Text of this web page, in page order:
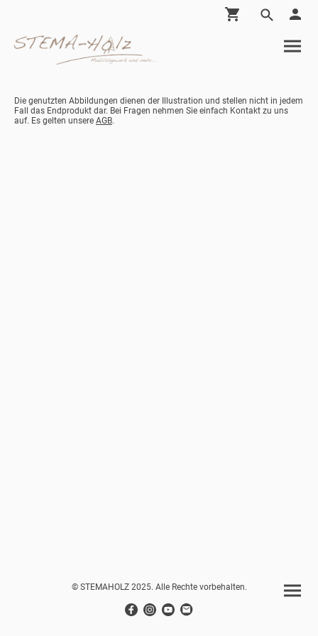
Die genutzten Abbildungen dienen der Illustration und stellen nicht in jedem
Fall das Endprodukt dar. Bei Fragen nehmen Sie einfach Kontakt zu uns
auf. Es gelten unsere AGB.
© STEMAHOLZ 2025. Alle Rechte vorbehalten.